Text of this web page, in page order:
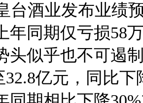
酒业发布业绩
年同期仅亏损58
头似乎也不可遏
32.8亿元，同比